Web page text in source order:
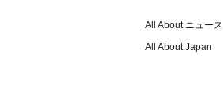
All About ニュース
All About Japan